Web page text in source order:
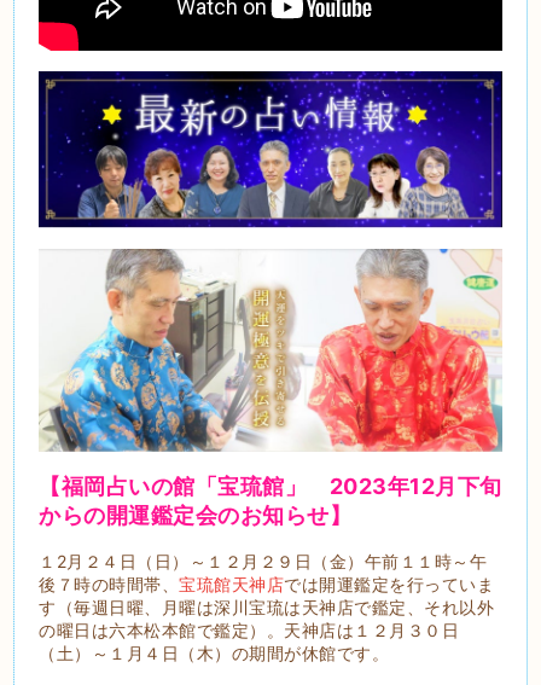
【福岡占いの館「宝琉館」 2023年12月下旬
からの開運鑑定会のお知らせ】
１2月２４日（日）～１２月２９日（金）午前１１時～午
後７時の時間帯、宝琉館天神店では開運鑑定を行っていま
す（毎週日曜、月曜は深川宝琉は天神店で鑑定、それ以外
の曜日は六本松本館で鑑定）。天神店は１２月３０日
（土）～１月４日（木）の期間が休館です。